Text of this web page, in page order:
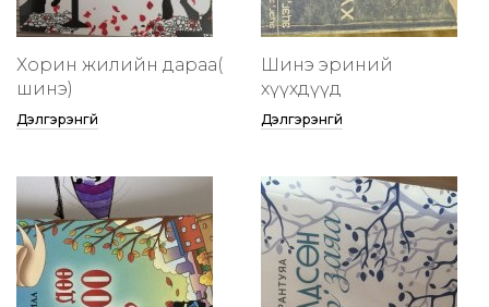
Хорин жилийн дараа(
шинэ)
Дэлгэрэнгүй
Шинэ эриний
хүүхдүүд
Дэлгэрэнгүй